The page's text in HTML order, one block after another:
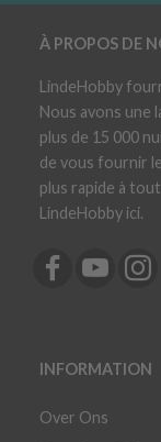
À PROPOS DE
LindeHobby
Nous avons une
plus de 15 000
de vous fournir
plus rapide à
LindeHobby ici.
INFORMATION
Over Ons